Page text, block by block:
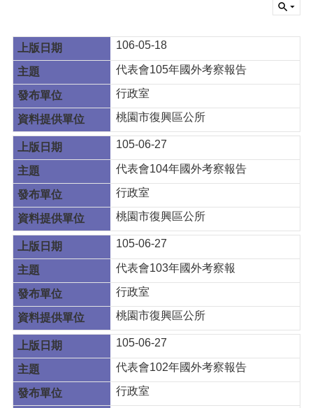
106-05-18
代表會105年國外考察報告
行政室
桃園市復興區公所
105-06-27
代表會104年國外考察報告
行政室
桃園市復興區公所
105-06-27
代表會103年國外考察報
行政室
桃園市復興區公所
105-06-27
代表會102年國外考察報告
行政室